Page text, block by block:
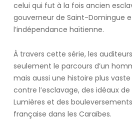
celui qui fut à la fois ancien
gouverneur de Saint-Domingue
l’indépendance haïtienne.
À travers cette série, les
seulement le parcours d’un
mais aussi une histoire plus
contre l’esclavage, des idéaux
Lumières et des
française dans les Caraïbes.